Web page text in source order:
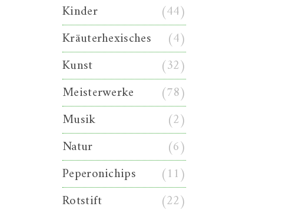
Kinder
(44)
Kräuterhexisches
(4)
Kunst
(32)
Meisterwerke
(78)
Musik
(2)
Natur
(6)
Peperonichips
(11)
Rotstift
(22)